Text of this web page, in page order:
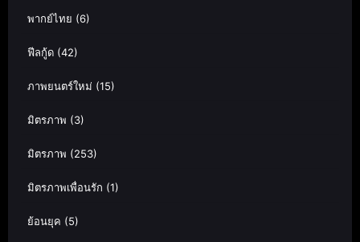
พากย์ไทย (6)
ฟีลกู้ด (42)
ภาพยนตร์ใหม่ (15)
มิตรภาพ (3)
มิตรภาพ (253)
มิตรภาพเพื่อนรัก (1)
ย้อนยุค (5)